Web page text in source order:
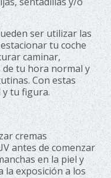
ser utilizar las
tu coche
caminar,
tu hora normal y
Con estas
tu figura.
cremas
antes de comenzar
en la piel y
la exposición a los